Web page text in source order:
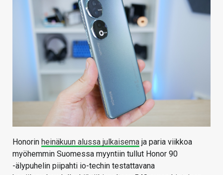
VAIHDA TEEMA
Honorin heinäkuun alussa julkaisema ja paria viikkoa
myöhemmin Suomessa myyntiin tullut Honor 90
-älypuhelin piipahti io-techin testattavana